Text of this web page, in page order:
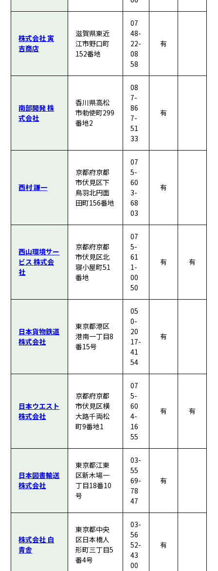
株式会社 寅
吉商店
滋賀県東近
江市野口町
152番地
07
48-
22-
08
58
有
南部開発 株
式会社
香川県高松
市勅使町299
番地2
08
7-
86
7-
51
33
有
西村 謙一
京都府京都
市伏見区下
鳥羽北円面
田町156番地
07
5-
60
3-
68
03
有
西山環境サー
ビス 株式会
社
京都府京都
市伏見区北
寝小屋町51
番地
07
5-
61
1-
00
50
有 有
日本貨物鉄道
株式会社
東京都港区
港南一丁目8
番15号
05
0-
20
17-
41
54
有
日本ウエスト
株式会社
京都府京都
市伏見区横
大路千両松
町9番地1
07
5-
60
4-
16
55
有 有
日本図書輸送
株式会社
東京都江東
区新木場一
丁目18番10
号
03-
55
69-
78
47
有
株式会社 白
青舎
東京都中央
区日本橋人
形町三丁目5
番4号
03-
56
52-
43
00
有